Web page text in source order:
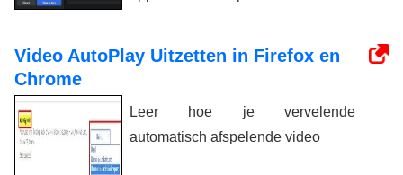
Video AutoPlay Uitzetten in Firefox en
Chrome
Leer hoe je vervelende
automatisch afspelende video